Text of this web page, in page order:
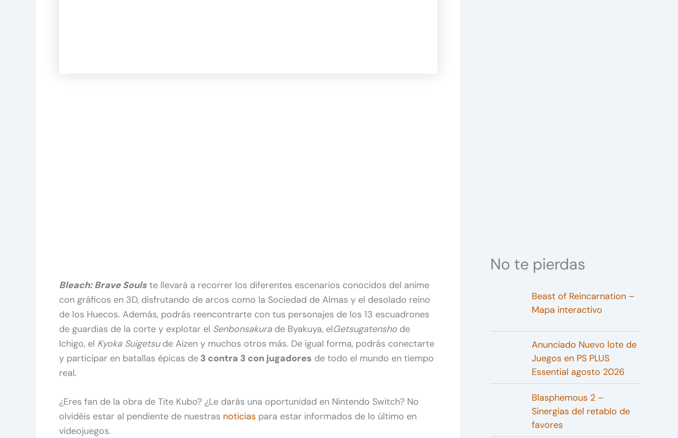
Bleach: Brave Souls te llevará a recorrer los diferentes escenarios conocidos del anime
con gráficos en 3D, disfrutando de arcos como la Sociedad de Almas y el desolado reino
de los Huecos. Además, podrás reencontrarte con tus personajes de los 13 escuadrones
de guardias de la corte y explotar el Senbonsakurade Byakuya, elGetsugatensho de
Ichigo, el Kyoka Suigetsude Aizen y muchos otros más. De igual forma, podrás conectarte
y participar en batallas épicas de 3 contra 3 con jugadores de todo el mundo en tiempo
real.
¿Eres fan de la obra de Tite Kubo? ¿Le darás una oportunidad en Nintendo Switch? No
olvidéis estar al pendiente de nuestras noticias para estar informados de lo último en
videojuegos.
No te pierdas
Beast of Reincarnation –
Mapa interactivo
Anunciado Nuevo lote de
Juegos en PS PLUS
Essential agosto 2026
Blasphemous 2 –
Sinergias del retablo de
favores